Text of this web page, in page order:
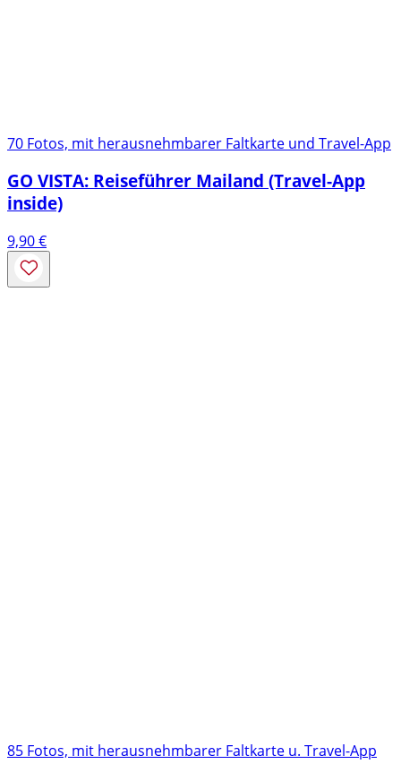
70 Fotos, mit herausnehmbarer Faltkarte und Travel-App
GO VISTA: Reiseführer Mailand (Travel-App
inside)
9,90€
85 Fotos, mit herausnehmbarer Faltkarte u. Travel-App